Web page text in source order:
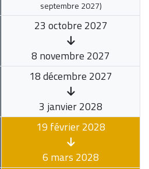
septembre 2027)
23 octobre 2027
8 novembre 2027
18 décembre 2027
3 janvier 2028
19 février 2028
6 mars 2028